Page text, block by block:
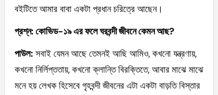
বইটিতে আমার বাবা একটা প্রধান চরিত্রে আছেন।
প্রশ্ন: কোভিড-১৯ এর ফলে ঘরবন্দী জীবনে কেমন আছ?
পাউল: সবাই যেমন আছে তেমনই আছি আমিও, কখনো যন্ত্রণায়,
কখনো নির্লিপ্ততায়, কখনো ক্লান্তি বিরক্তিতে, আবার মাঝে মাঝে
মনে হয় লেখক হিসেবে গৃহবন্দী জীবনের এটা একটা বাড়তি বিস্তার